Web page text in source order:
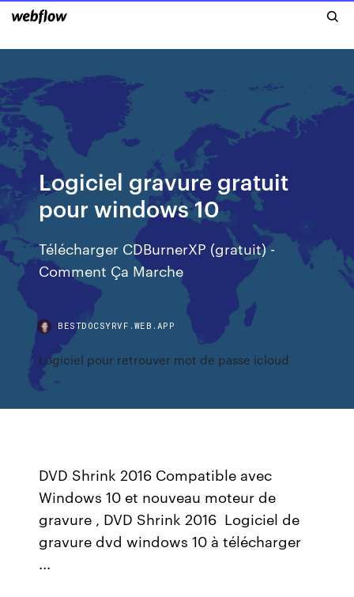
Logiciel gravure gratuit
pour windows 10
Télécharger CDBurnerXP (gratuit) -
Comment Ça Marche
BESTDOCSYRVF.WEB.APP
Logiciel pour retrouver mot de passe icloud
DVD Shrink 2016 Compatible avec
Windows 10 et nouveau moteur de
gravure , DVD Shrink 2016 Logiciel de
gravure dvd windows 10 à télécharger
...